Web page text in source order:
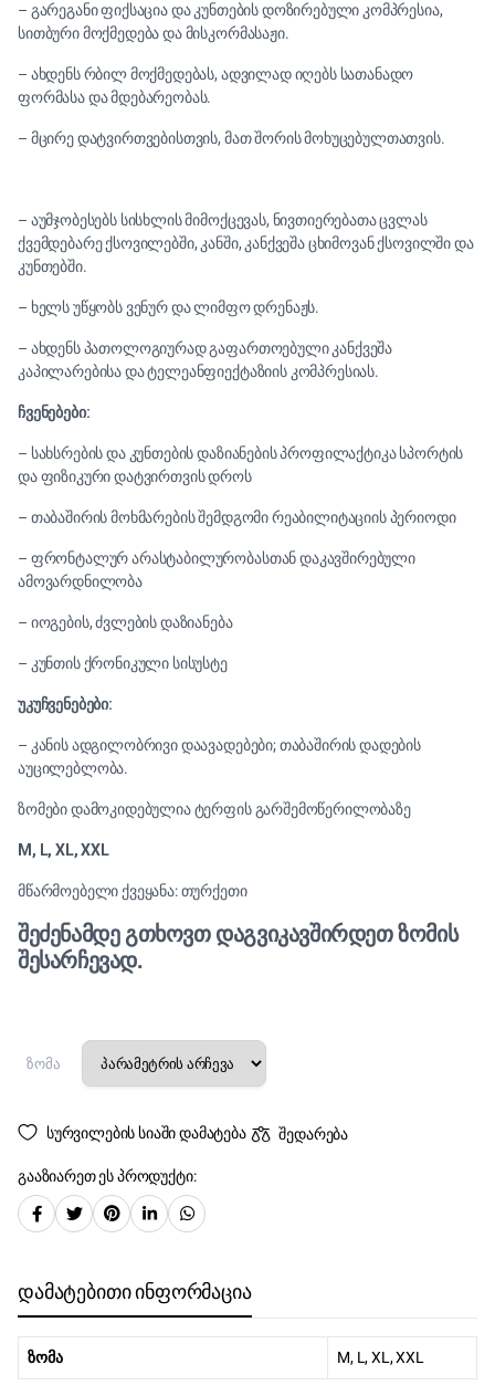
– გარეგანი ფიქსაცია და კუნთების დოზირებული კომპრესია,
სითბური მოქმედება და მისკორმასაჟი.
– ახდენს რბილ მოქმედებას, ადვილად იღებს სათანადო
ფორმასა და მდებარეობას.
– მცირე დატვირთვებისთვის, მათ შორის მოხუცებულთათვის.
– აუმჯობესებს სისხლის მიმოქცევას, ნივთიერებათა ცვლას
ქვემდებარე ქსოვილებში, კანში, კანქვეშა ცხიმოვან ქსოვილში და
კუნთებში.
– ხელს უწყობს ვენურ და ლიმფო დრენაჟს.
– ახდენს პათოლოგიურად გაფართოებული კანქვეშა
კაპილარებისა და ტელეანფიექტაზიის კომპრესიას.
ჩვენებები:
– სახსრების და კუნთების დაზიანების პროფილაქტიკა სპორტის
და ფიზიკური დატვირთვის დროს
– თაბაშირის მოხმარების შემდგომი რეაბილიტაციის პერიოდი
– ფრონტალურ არასტაბილურობასთან დაკავშირებული
ამოვარდნილობა
– იოგების, ძვლების დაზიანება
– კუნთის ქრონიკული სისუსტე
უკუჩვენებები:
– კანის ადგილობრივი დაავადებები; თაბაშირის დადების
აუცილებლობა.
ზომები დამოკიდებულია ტერფის გარშემოწერილობაზე
M, L,XL, XXL
მწარმოებელი ქვეყანა: თურქეთი
შეძენამდე გთხოვთ დაგვიკავშირდეთ ზომის
შესარჩევად.
ზომა
სურვილების სიაში დამატება შედარება
გააზიარეთ ეს პროდუქტი:
დამატებითი ინფორმაცია
ზომა M, L, XL, XXL